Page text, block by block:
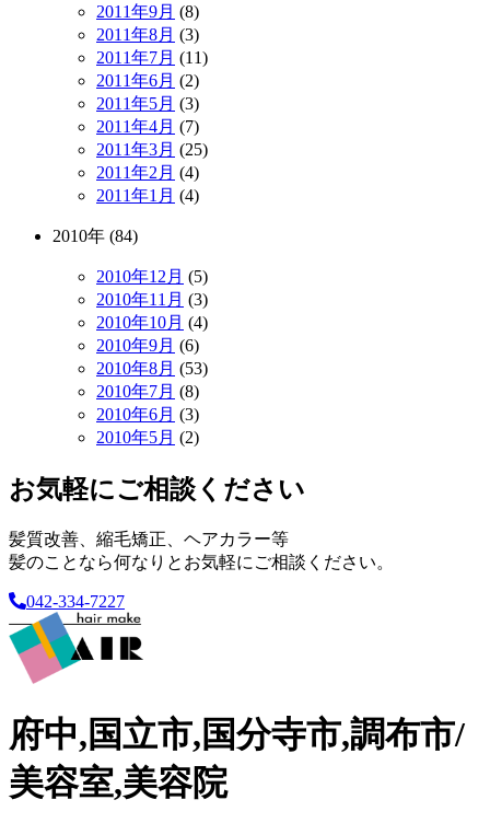
2011年9月 (8)
2011年8月 (3)
2011年7月 (11)
2011年6月 (2)
2011年5月 (3)
2011年4月 (7)
2011年3月 (25)
2011年2月 (4)
2011年1月 (4)
2010年 (84)
2010年12月 (5)
2010年11月 (3)
2010年10月 (4)
2010年9月 (6)
2010年8月 (53)
2010年7月 (8)
2010年6月 (3)
2010年5月 (2)
お気軽にご相談ください
髪質改善、縮毛矯正、ヘアカラー等
髪のことなら何なりとお気軽にご相談ください。
042-334-7227
府中,国立市,国分寺市,調布市/
美容室,美容院